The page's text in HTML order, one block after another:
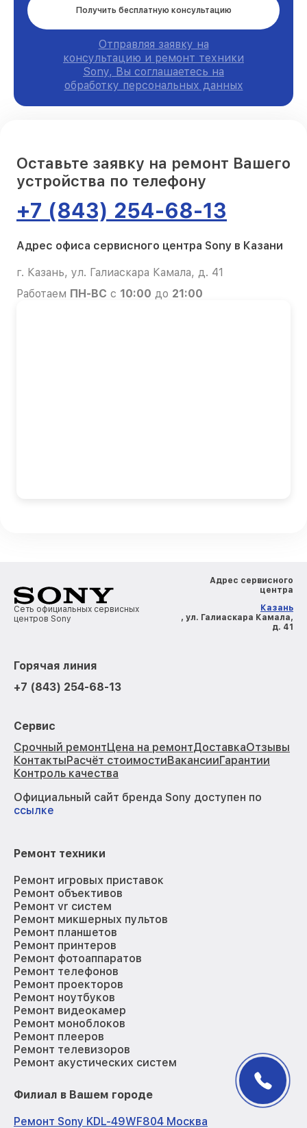
Получить бесплатную консультацию
Отправляя заявку на
консультацию и ремонт техники
Sony, Вы соглашаетесь на
обработку персональных данных
Оставьте заявку на ремонт Вашего
устройства по телефону
+7 (843) 254-68-13
Адрес офиса сервисного центра Sony в Казани
г. Казань, ул. Галиаскара Камала, д. 41
Работаем ПН-ВС с 10:00 до 21:00
Сеть официальных сервисных
центров Sony
Адрес сервисного
центра
Казань
, ул. Галиаскара Камала,
д. 41
Горячая линия
+7 (843) 254-68-13
Сервис
Срочный ремонтЦена на ремонтДоставкаОтзывы
КонтактыРасчёт стоимостиВакансииГарантии
Контроль качества
Официальный сайт бренда Sony доступен по
ссылке
Ремонт техники
Ремонт игровых приставок
Ремонт объективов
Ремонт vr систем
Ремонт микшерных пультов
Ремонт планшетов
Ремонт принтеров
Ремонт фотоаппаратов
Ремонт телефонов
Ремонт проекторов
Ремонт ноутбуков
Ремонт видеокамер
Ремонт моноблоков
Ремонт плееров
Ремонт телевизоров
Ремонт акустических систем
Филиал в Вашем городе
Ремонт Sony KDL-49WF804 Москва